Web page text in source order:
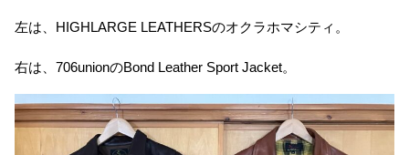
左は、HIGHLARGE LEATHERSのオクラホマシティ。
右は、706unionのBond Leather Sport Jacket。